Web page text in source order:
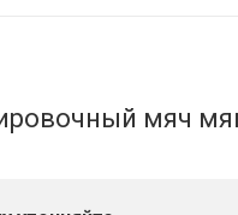
мяч